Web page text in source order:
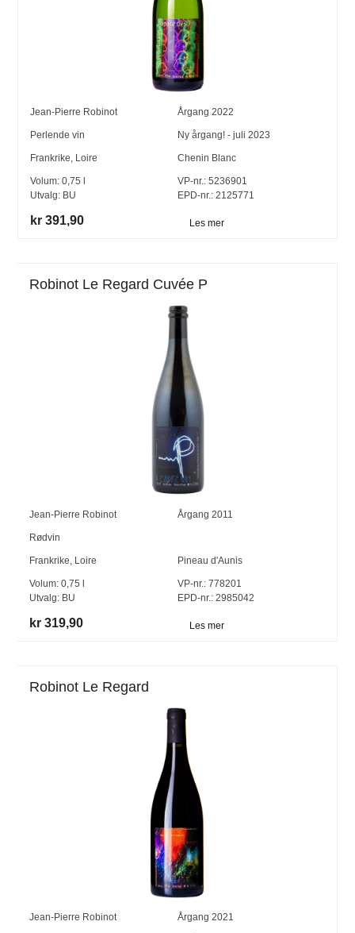
Jean-Pierre Robinot Årgang 2022
Perlende vin Ny årgang! - juli 2023
Frankrike, Loire Chenin Blanc
Volum:0,75
Utvalg: BU
VP-nr.: 5236901
EPD-nr.: 2125771
kr 391,90 Les mer
Robinot Le Regard Cuvée P
Jean-Pierre Robinot Årgang 2011
Rødvin
Frankrike, Loire Pineau d'Aunis
Volum:0,75
Utvalg: BU
VP-nr.:778201
EPD-nr.: 2985042
kr 319,90 Les mer
Robinot Le Regard
Jean-Pierre Robinot Årgang 2021